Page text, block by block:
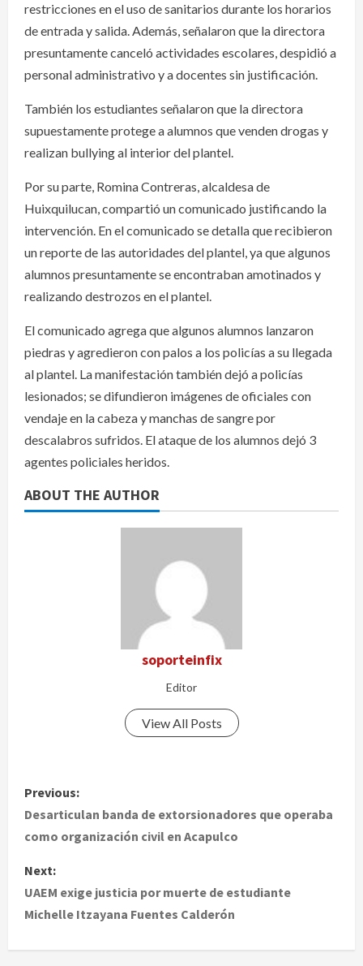
restricciones en el uso de sanitarios durante los horarios
de entrada y salida. Además, señalaron que la directora
presuntamente canceló actividades escolares, despidió a
personal administrativo y a docentes sin justificación.
También los estudiantes señalaron que la directora
supuestamente protege a alumnos que venden drogas y
realizan bullying al interior del plantel.
Por su parte, Romina Contreras, alcaldesa de
Huixquilucan, compartió un comunicado justificando la
intervención. En el comunicado se detalla que recibieron
un reporte de las autoridades del plantel, ya que algunos
alumnos presuntamente se encontraban amotinados y
realizando destrozos en el plantel.
El comunicado agrega que algunos alumnos lanzaron
piedras y agredieron con palos a los policías a su llegada
al plantel. La manifestación también dejó a policías
lesionados; se difundieron imágenes de oficiales con
vendaje en la cabeza y manchas de sangre por
descalabros sufridos. El ataque de los alumnos dejó 3
agentes policiales heridos.
ABOUT THE AUTHOR
soporteinfix
Editor
View All Posts
P
o
t
n
a
Previous:
Desarticulan banda de extorsionadores que operaba
como organización civil en Acapulco
Next:
UAEM exige justicia por muerte de estudiante
Michelle Itzayana Fuentes Calderón